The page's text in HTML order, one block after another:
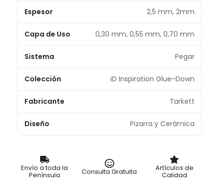
Espesor 2,5 mm, 2mm
Capa de Uso 0,30 mm, 0,55 mm, 0,70 mm
Sistema Pegar
Colección iD Inspiration Glue-Down
Fabricante Tarkett
Diseño Pizarra y Cerámica
Envío a toda la
Península Consulta Gratuita Artículos de
Calidad